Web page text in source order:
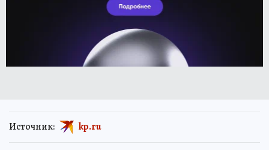
Источник: kp.ru